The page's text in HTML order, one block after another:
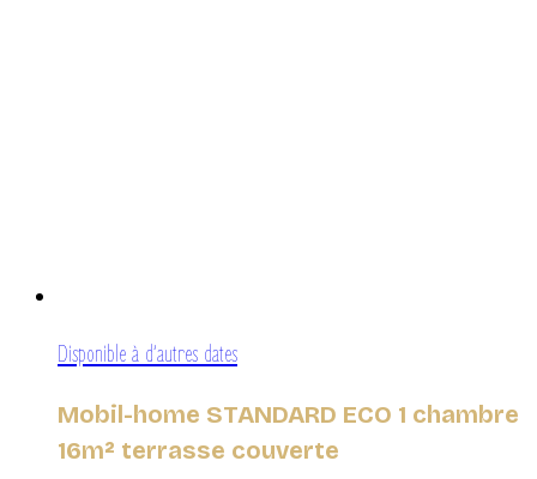
Disponible à d’autres dates
Mobil-home STANDARD ECO 1 chambre
16m² terrasse couverte